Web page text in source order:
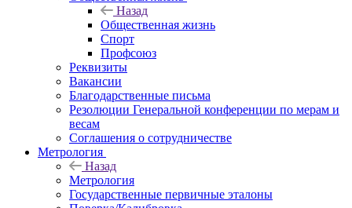
Назад
Общественная жизнь
Спорт
Профсоюз
Реквизиты
Вакансии
Благодарственные письма
Резолюции Генеральной конференции по мерам и
весам
Соглашения о сотрудничестве
Метрология
Назад
Метрология
Государственные первичные эталоны